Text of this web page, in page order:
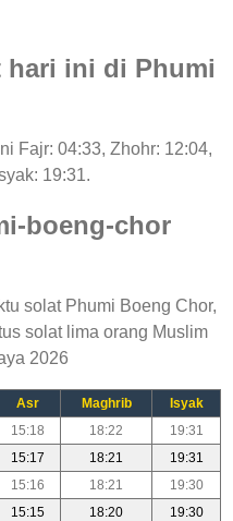
hari ini di Phumi
Fajr: 04:33, Zhohr: 12:04,
19:31.
boeng-chor
solat Phumi Boeng Chor,
solat lima orang Muslim
2026
Asr Maghrib
Isyak
15:18 18:22
19:31
15:17 18:21
19:31
15:16 18:21
19:30
15:15 18:20
19:30